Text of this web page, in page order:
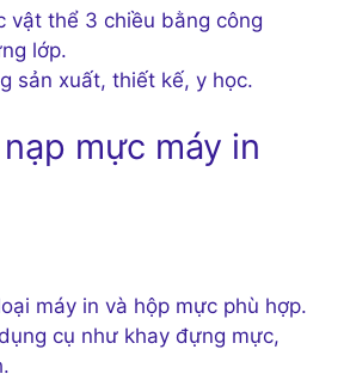
vật thể 3 chiều bằng công
lớp.
sản xuất, thiết kế, y học.
mực máy in
máy in và hộp mực phù hợp.
cụ như khay đựng mực,